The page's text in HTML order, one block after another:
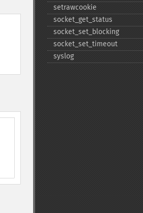
setrawcookie
socket_​get_​status
socket_​set_​blocking
socket_​set_​timeout
syslog